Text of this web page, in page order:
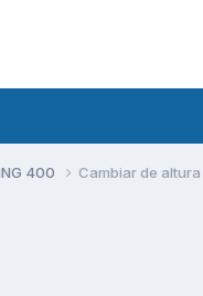
400 Cambiar de